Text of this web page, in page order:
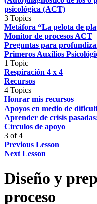
psicológica (ACT)
3 Topics
Metáfora “La pelota de
Monitor de procesos ACT
Preguntas para
Primeros Auxilios
1 Topic
Respiración 4 x 4
Recursos
4 Topics
Honrar mis recursos
Apoyos en medio de
Aprender de crisis
Círculos de apoyo
3 of 4
Previous Lesson
Next Lesson
Diseño y
proceso